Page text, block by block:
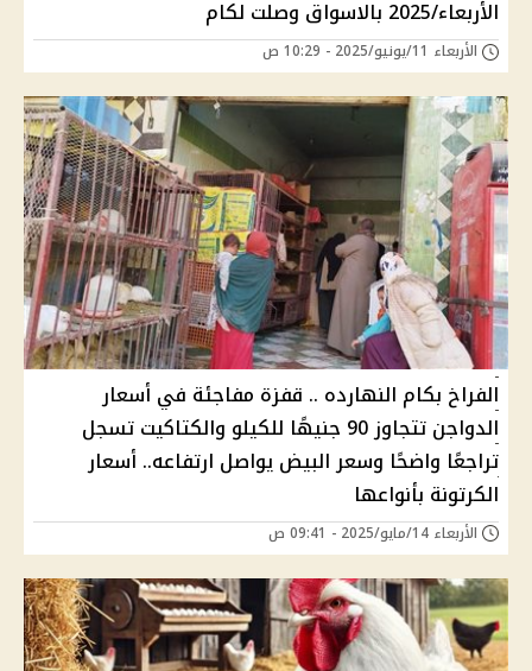
الأربعاء/2025 بالاسواق وصلت لكام
الأربعاء 11/يونيو/2025 - 10:29 ص
الفراخ بكام النهارده .. قفزة مفاجئة في أسعار
الدواجن تتجاوز 90 جنيهًا للكيلو والكتاكيت تسجل
تراجعًا واضحًا وسعر البيض يواصل ارتفاعه.. أسعار
الكرتونة بأنواعها
الأربعاء 14/مايو/2025 - 09:41 ص